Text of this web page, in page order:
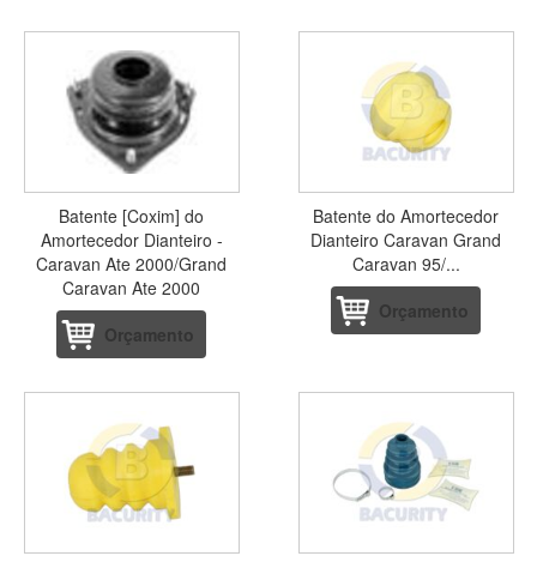
Batente [Coxim] do
Amortecedor Dianteiro -
Caravan Ate 2000/Grand
Caravan Ate 2000
Orçamento
Batente do Amortecedor
Dianteiro Caravan Grand
Caravan 95/...
Orçamento